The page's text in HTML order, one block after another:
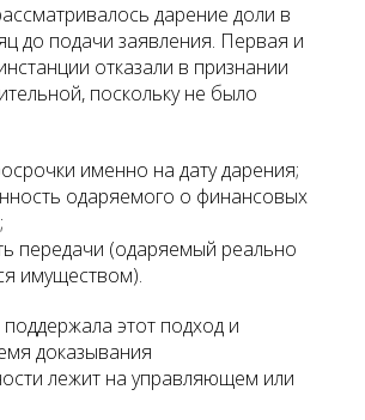
дарение доли в
до подачи заявления. Первая и
отказали в признании
поскольку не было
именно на дату дарения;
одаряемого о финансовых
передачи (одаряемый реально
имуществом).
этот подход и
доказывания
лежит на управляющем или